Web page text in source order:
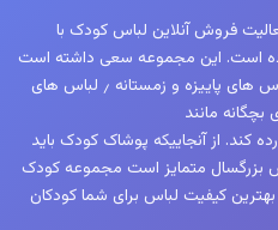
شروع به فعالیت فروش آنلاین لباس کودک با
است. این مجموعه سعی داشته است
تمام نیازهای کودکان شما را اعم از لباس های پاییزه و زمستانه ٫ لباس های
های بچگانه مانند
و … برآورده کند. از آنجاییکه پوشاک کودک باید
بزرگسال متمایز است مجموعه کودک
کیفیت لباس برای شما کودکان